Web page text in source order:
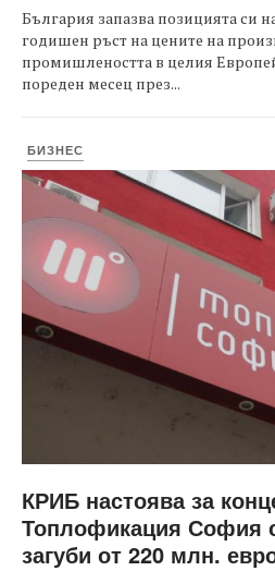
България запазва позицията си
годишен ръст на цените на
промишлеността в целия
пореден месец през...
БИЗНЕС
КРИБ настоява за
Топлофикация София
загуби от 220 млн.